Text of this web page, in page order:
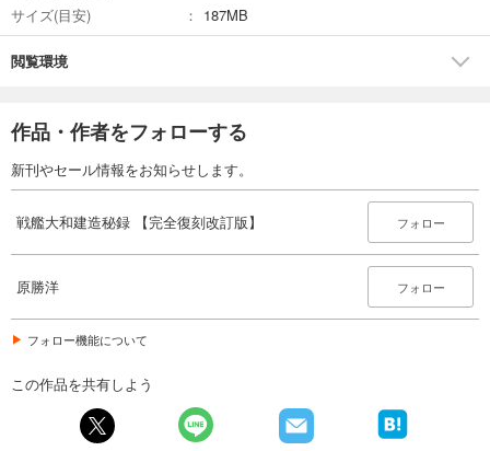
サイズ(目安)
187MB
閲覧環境
作品・作者をフォローする
新刊やセール情報をお知らせします。
戦艦大和建造秘録 【完全復刻改訂版】 フォロー
原勝洋 フォロー
フォロー機能について
この作品を共有しよう